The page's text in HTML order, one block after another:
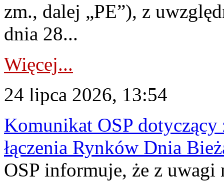
zm., dalej „PE”), z
dnia 28...
Więcej...
24 lipca 2026, 13:54
Komunikat OSP dotyczący
łączenia Rynków Dnia
OSP informuje, że z uwagi